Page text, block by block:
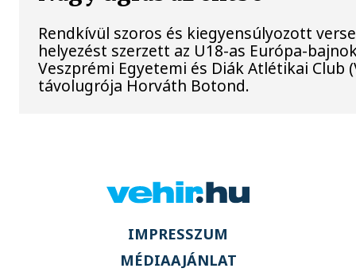
Rendkívül szoros és kiegyensúlyozott
helyezést szerzett az U18-as Európa-
Veszprémi Egyetemi és Diák Atlétikai Club
távolugrója Horváth Botond.
IMPRESSZUM
MÉDIAAJÁNLAT